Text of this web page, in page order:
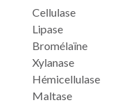
Cellulase
Lipase
Bromélaïne
Xylanase
Hémicellulase
Maltase